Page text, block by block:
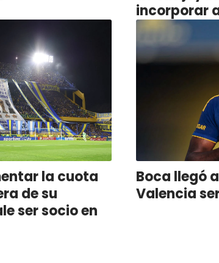
incorporar
la cuota
de su
ser socio en
Boca llegó
Valencia